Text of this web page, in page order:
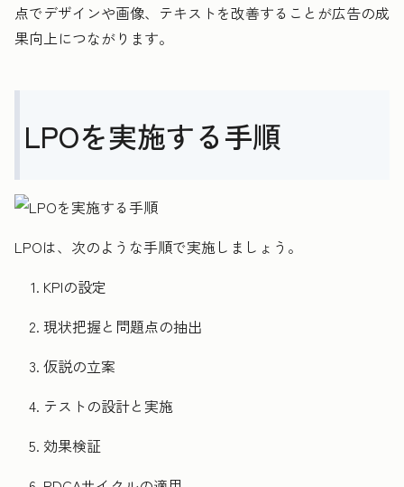
点でデザインや画像、テキストを改善することが広告の成
果向上につながります。
LPOを実施する手順
LPOは、次のような手順で実施しましょう。
KPIの設定
現状把握と問題点の抽出
仮説の立案
テストの設計と実施
効果検証